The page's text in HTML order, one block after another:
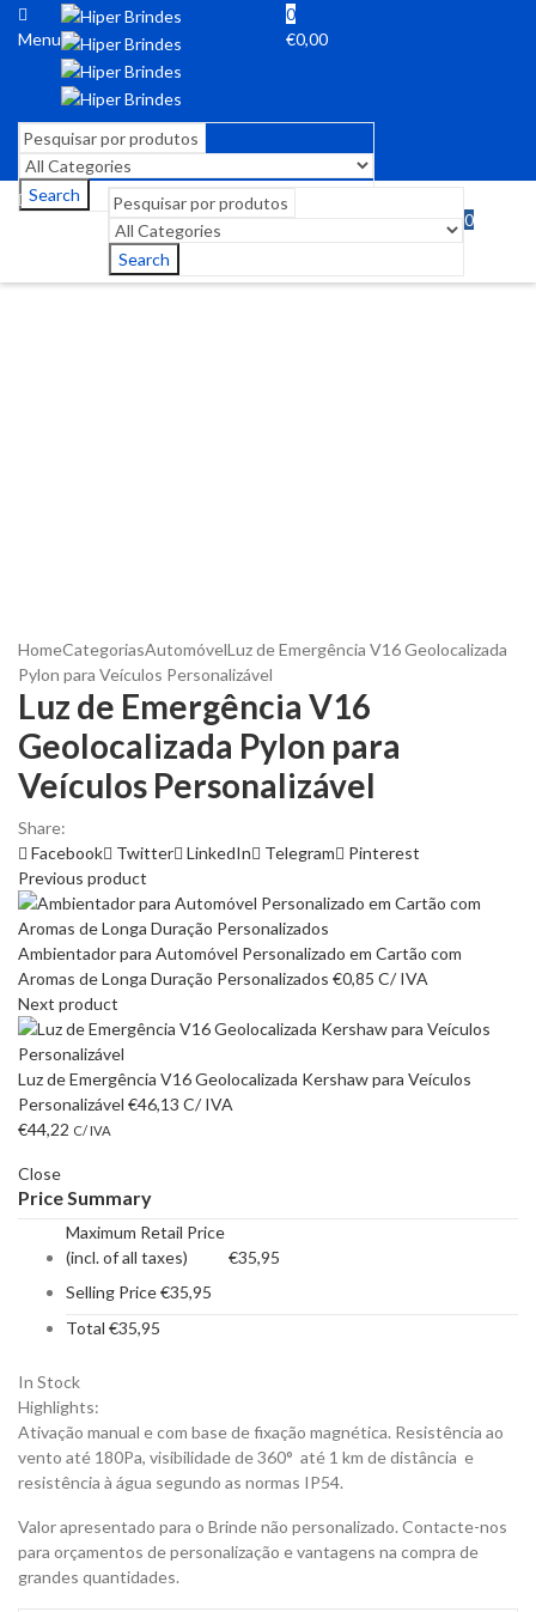
Menu
0
€0,00
Search
Search
0
HomeCategoriasAutomóvelLuz de Emergência V16 Geolocalizada
Pylon para Veículos Personalizável
Luz de Emergência V16
Geolocalizada Pylon para
Veículos Personalizável
Share:
Facebook
Twitter LinkedIn Telegram
Pinterest
Previous product
Ambientador para Automóvel Personalizado em Cartão com
Aromas de Longa Duração Personalizados €0,85 C/ IVA
Next product
Luz de Emergência V16 Geolocalizada Kershaw para Veículos
Personalizável €46,13 C/ IVA
€44,22 C/ IVA
Close
Price Summary
Maximum Retail Price
(incl. of all taxes)
€35,95
Selling Price€35,95
Total €35,95
In Stock
Highlights:
Ativação manual e com base de fixação magnética. Resistência ao
vento até 180Pa, visibilidade de 360° até 1 km de distância e
resistência à água segundo as normas IP54.
Valor apresentado para o Brinde não personalizado. Contacte-nos
para orçamentos de personalização e vantagens na compra de
grandes quantidades.